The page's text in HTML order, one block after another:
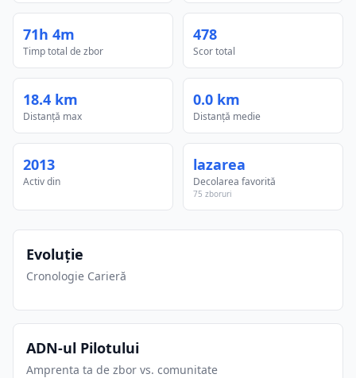
71h 4m
Timp total de zbor
478
Scor total
18.4 km
Distanță max
0.0 km
Distanță medie
2013
Activ din
lazarea
Decolarea favorită
75 zboruri
Evoluție
Cronologie Carieră
ADN-ul Pilotului
Amprenta ta de zbor vs. comunitate